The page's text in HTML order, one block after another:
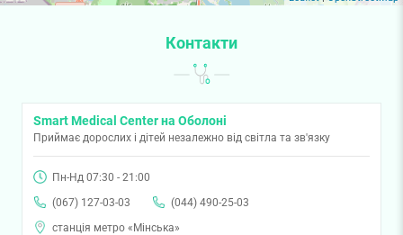
Контакти
Smart Medical Center на Оболоні
Приймає дорослих і дітей незалежно від світла та зв'язку
Пн-Нд 07:30 - 21:00
(067) 127-03-03
(044) 490-25-03
станція метро «Мінська»